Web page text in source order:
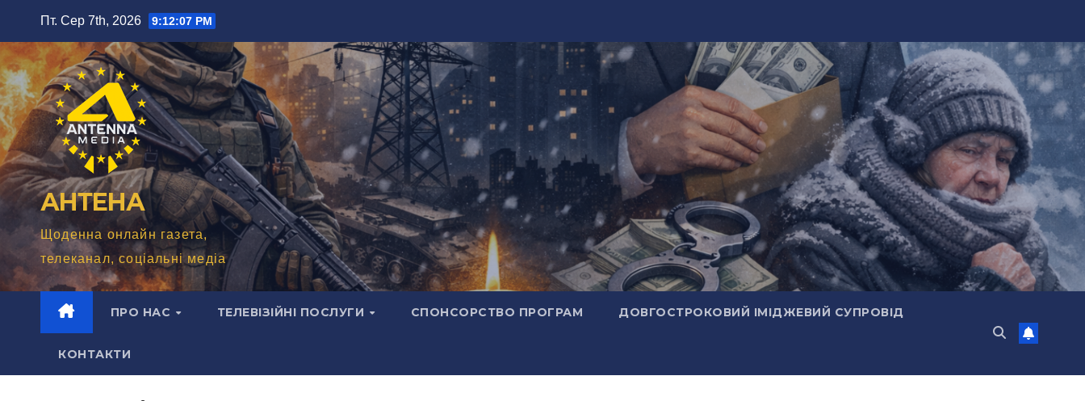
вмісту
Пт. Сер 7th, 2026 9:12:09 PM
АНТЕНА
Щоденна онлайн газета,
телеканал, соціальні медіа
ПРО НАС ТЕЛЕВІЗІЙНІ ПОСЛУГИ СПОНСОРСТВО ПРОГРАМ ДОВГОСТРОКОВИЙ ІМІДЖЕВИЙ СУПРОВІД
КОНТАКТИ